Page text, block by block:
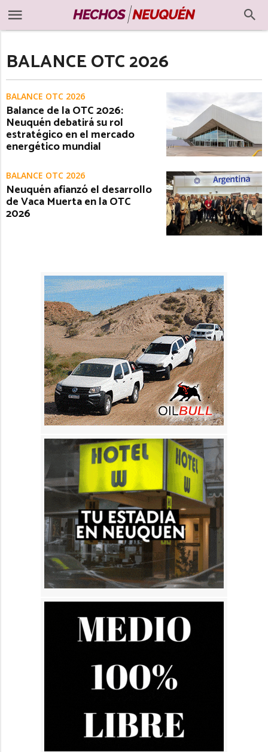
BALANCE OTC 2026
BALANCE OTC 2026
Balance de la OTC 2026:
Neuquén debatirá su rol
estratégico en el mercado
energético mundial
BALANCE OTC 2026
Neuquén afianzó el desarrollo
de Vaca Muerta en la OTC
2026